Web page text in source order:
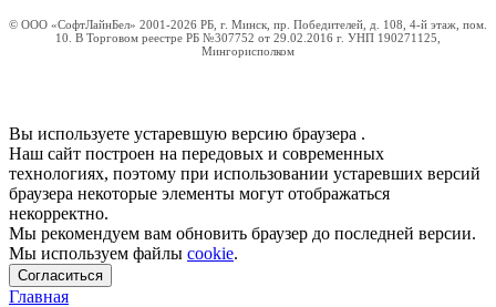
© ООО «СофтЛайнБел» 2001-2026 РБ, г. Минск, пр. Победителей, д. 108, 4-й этаж, пом.
10. В Торговом реестре РБ №307752 от 29.02.2016 г. УНП 190271125,
Мингорисполком
Вы используете устаревшую версию браузера .
Наш сайт построен на передовых и современных
технологиях, поэтому при использовании устаревших версий
браузера некоторые элементы могут отображаться
некорректно.
Мы рекомендуем вам обновить браузер до последней версии.
Мы используем файлы cookie.
Согласиться
Главная